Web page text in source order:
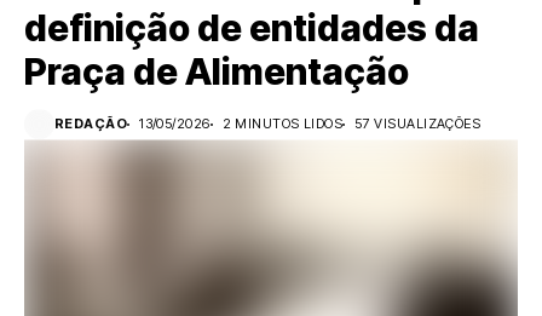
definição de entidades da
Praça de Alimentação
REDAÇÃO 13/05/2026 2 MINUTOS LIDOS 57 VISUALIZAÇÕES